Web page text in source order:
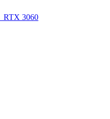
RTX 3060